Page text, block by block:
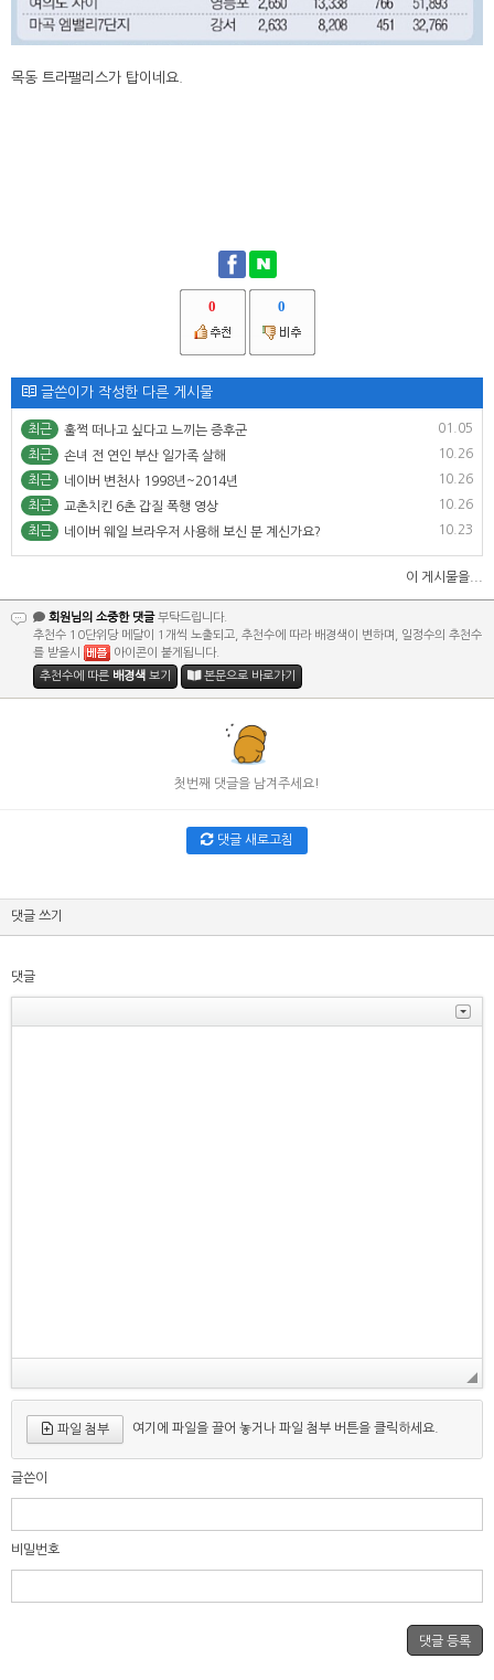
목동 트라팰리스가 탑이네요.
0 0
글쓴이가 작성한 다른 게시물
최근 훌쩍 떠나고 싶다고 느끼는 증후군
01.05
최근
손녀 전 연인 부산 일가족 살해
10.26
최근
네이버 변천사 1998년~2014년
10.26
최근
교촌치킨 6촌 갑질 폭행 영상
10.26
최근
네이버 웨일 브라우저 사용해 보신 분 계신가요? 10.23
이 게시물을...
회원님의 소중한 댓글부탁드립니다.
추천수 10단위당 메달이 1개씩 노출되고, 추천수에 따라 배경색이 변하며, 일정수의 추천수
를 받을시
아이콘이 붙게됩니다.
추천수에 따른 배경색 보기 본문으로 바로가기
첫번째 댓글을 남겨주세요!
댓글 새로고침
댓글 쓰기
댓글
파일 첨부 여기에 파일을 끌어 놓거나 파일 첨부 버튼을 클릭하세요.
글쓴이
비밀번호